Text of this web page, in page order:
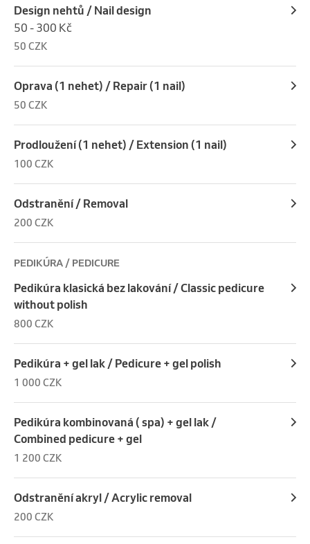
Design nehtů / Nail design
50 - 300 Kč
50 CZK
Oprava (1 nehet) / Repair (1 nail)
50 CZK
Prodloužení (1 nehet) / Extension (1 nail)
100 CZK
Odstranění / Removal
200 CZK
PEDIKÚRA / PEDICURE
Pedikúra klasická bez lakování / Classic pedicure
without polish
800 CZK
Pedikúra + gel lak / Pedicure + gel polish
1 000 CZK
Pedikúra kombinovaná ( spa) + gel lak /
Combined pedicure + gel
1 200 CZK
Odstranění akryl / Acrylic removal
200 CZK